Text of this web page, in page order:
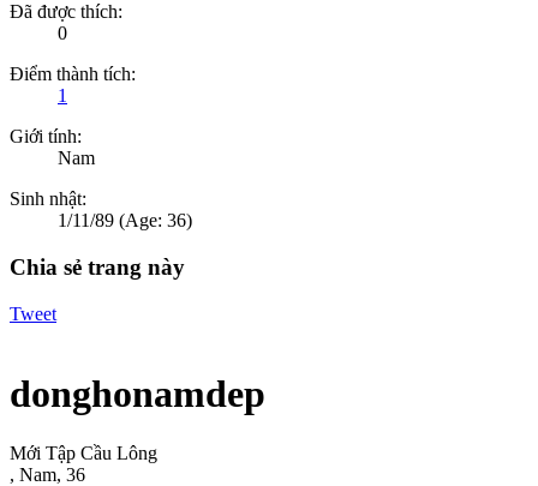
Đã được thích:
0
Điểm thành tích:
1
Giới tính:
Nam
Sinh nhật:
1/11/89 (Age: 36)
Chia sẻ trang này
Tweet
donghonamdep
Mới Tập Cầu Lông
, Nam, 36